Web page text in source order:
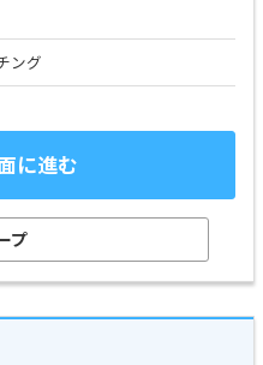
ング
に進む
プ